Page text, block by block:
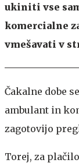
ukiniti vse
komercialne
vmešavati v
Čakalne dobe
ambulant in
zagotovijo
Torej, za